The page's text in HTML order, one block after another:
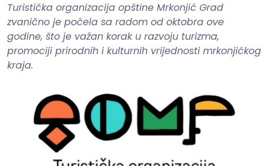
Turistička organizacija opštine Mrkonjić Grad
zvanično je počela sa radom od oktobra ove
godine, što je važan korak u razvoju turizma,
promociji prirodnih i kulturnih vrijednosti mrkonjićkog
kraja.